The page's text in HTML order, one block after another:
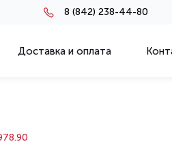
8 (842) 238-44-80
Доставка и оплата